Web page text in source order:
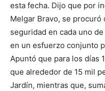
esta fecha. Dijo que por
Melgar Bravo, se
seguridad en cada uno
en un esfuerzo conjunto
Apuntó que para los días
que alrededor de 15 mil
Jardín, mientras que,